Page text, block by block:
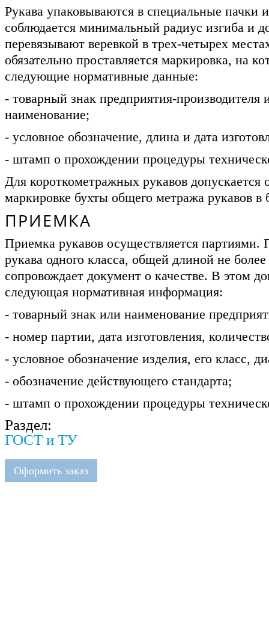
Рукава упаковываются в специальные пачки
соблюдается минимальный радиус изгиба и
перевязывают веревкой в трех-четырех
обязательно проставляется маркировка, на
следующие нормативные данные:
- товарный знак предприятия-производителя
наименование;
- условное обозначение, длина и дата
- штамп о прохождении процедуры
Для короткометражных рукавов допускается
маркировке бухты общего метража рукавов в
ПРИЕМКА
Приемка рукавов осуществляется партиями.
рукава одного класса, общей длиной не
сопровождает документ о качестве. В этом
следующая нормативная информация:
- товарный знак или наименование
- номер партии, дата изготовления,
- условное обозначение изделия, его класс,
- обозначение действующего стандарта;
- штамп о прохождении процедуры
Раздел:
ГОСТ и ТУ
Оформить заказ